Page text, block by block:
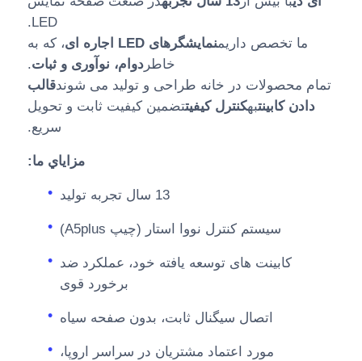
LED.
ما تخصص داریمنمایشگرهای LED اجاره ای
، که به
خاطر دوام، نوآوری و ثبات.
تمام محصولات در خانه طراحی و تولید می شوندقالب
دادن کابینتبهکنترل کیفیتتضمین کیفیت ثابت و تحویل
سریع.
مزاياي ما:
13 سال تجربه توليد
سیستم کنترل نووا استار (چیپ A5plus)
کابینت های توسعه یافته خود، عملکرد ضد
برخورد قوی
اتصال سيگنال ثابت، بدون صفحه سياه
مورد اعتماد مشتریان در سراسر اروپا،